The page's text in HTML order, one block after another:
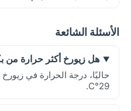
الأسئلة الشائعة
هل زيورخ أكثر حرارة من
29°C.